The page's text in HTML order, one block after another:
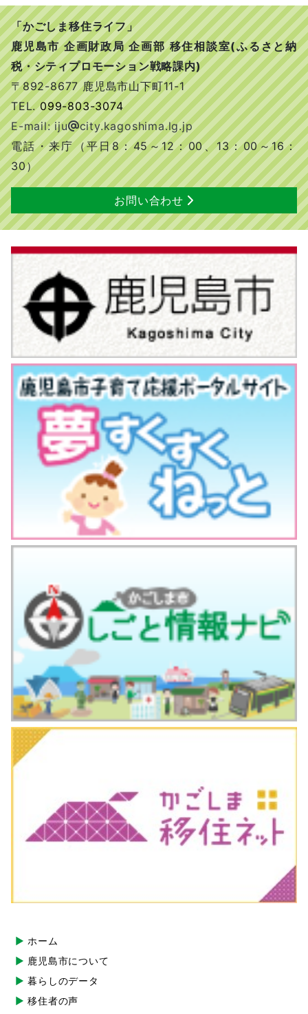
「かごしま移住ライフ」
鹿児島市 企画財政局 企画部 移住相談室(ふるさと納
税・シティプロモーション戦略課内)
〒892-8677 鹿児島市山下町11-1
TEL.099-803-3074
E-mail: iju
city.kagoshima.lg.jp
電話・来庁（平日8：45～12：00、13：00～16：
30）
お問い合わせ
ホーム
鹿児島市について
暮らしのデータ
移住者の声